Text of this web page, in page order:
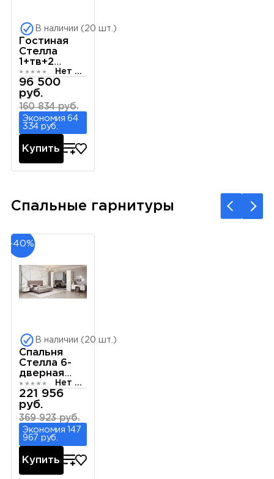
В наличии (20 шт.)
Гостиная
Стелла
1+тв+2
белый
Нет отзывов
96 500
руб.
160 834 руб.
Экономия 64
334 руб.
Купить
Спальные гарнитуры
-40%
В наличии (20 шт.)
Спальня
Стелла 6-
дверная
белый
Нет отзывов
221 956
руб.
369 923 руб.
Экономия 147
967 руб.
Купить